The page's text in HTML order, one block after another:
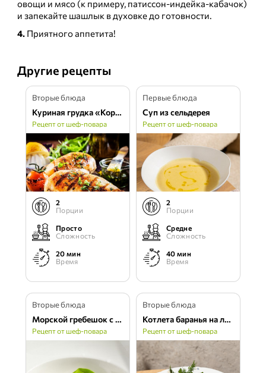
овощи и мясо (к примеру, патиссон-индейка-кабачок)
и запекайте шашлык в духовке до готовности.
4. Приятного аппетита!
Другие рецепты
Вторые блюда
Куриная грудка «Кордон-Блю»
Рецепт от шеф-повара
2
Порции
Просто
Сложность
20 мин
Время
Первые блюда
Суп из сельдерея
Рецепт от шеф-повара
2
Порции
Средне
Сложность
40 мин
Время
Вторые блюда
Морской гребешок с овощами и пармезаном
Рецепт от шеф-повара
Вторые блюда
Котлета баранья на луковом пюре с пивом
Рецепт от шеф-повара